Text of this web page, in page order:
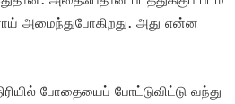
அமைந்துபோகிறது. அது என்ன
போதையைப் போட்டுவிட்டு வந்து